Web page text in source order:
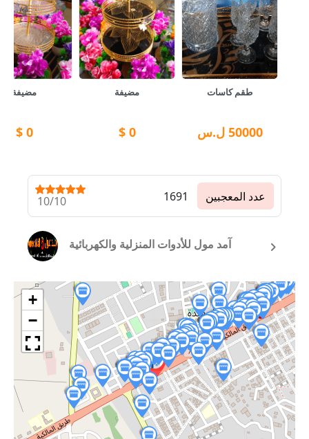
طقم كاسات
50000 ل.س
مضيفة
0
$
مضيفة
0
$
10/10 1691 عدد المعجبين
آمد مول للأدوات المنزلية والكهربائية
+
−